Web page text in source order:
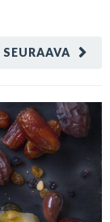
SEURAAVA